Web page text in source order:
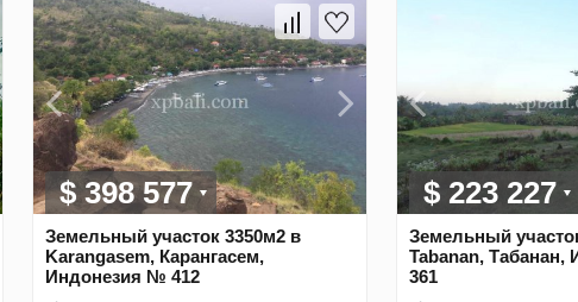
$ 398 577
Земельный участок 3350м2 в
Karangasem, Карангасем,
Индонезия № 412
$ 223 227
Земельный
Tabanan,
361